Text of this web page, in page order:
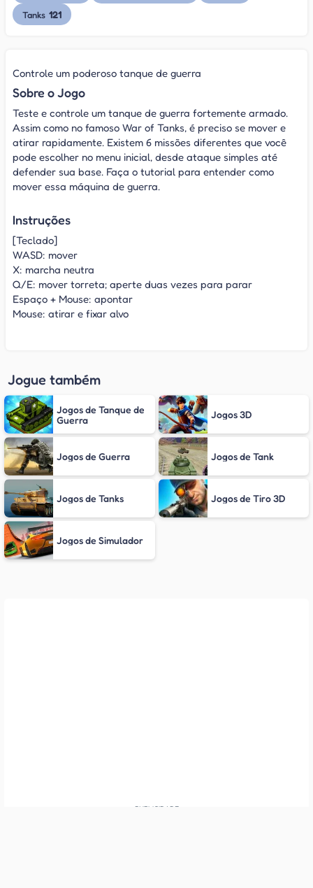
Tanks 121
Controle um poderoso tanque de guerra
Sobre o Jogo
Teste e controle um tanque de guerra fortemente armado.
Assim como no famoso War of Tanks, é preciso se mover e
atirar rapidamente. Existem 6 missões diferentes que você
pode escolher no menu inicial, desde ataque simples até
defender sua base. Faça o tutorial para entender como
mover essa máquina de guerra.
Instruções
[Teclado]
WASD: mover
X: marcha neutra
Q/E: mover torreta; aperte duas vezes para parar
Espaço + Mouse: apontar
Mouse: atirar e fixar alvo
Jogue também
Jogos de Tanque de
Guerra
Jogos 3D
Jogos de Guerra Jogos de Tank
Jogos de Tanks Jogos de Tiro 3D
Jogos de Simulador